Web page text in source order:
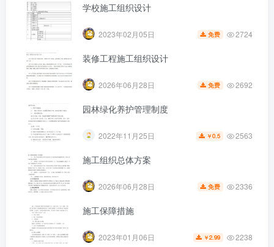
第5页 / 共17页
学校施工组织设计
2023年02月05日 免费 2724
装修工程施工组织设计
2026年06月28日 免费 2692
园林绿化养护管理制度
2022年11月25日 ￥0.5 2563
施工组织总体方案
2026年06月28日 免费 2336
施工保障措施
2023年01月06日 ￥2.99 2238